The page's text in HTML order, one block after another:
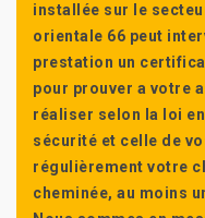
installée sur le
orientale 66 peut
prestation un
pour prouver a votre
réaliser selon la loi
sécurité et celle de
régulièrement votre
cheminée, au moins